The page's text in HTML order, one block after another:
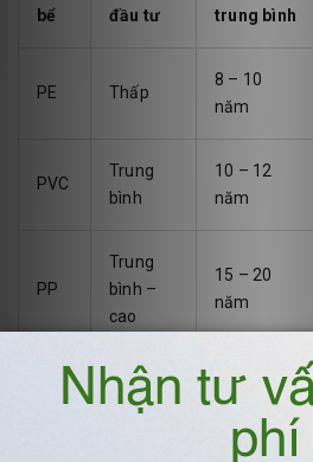
bể
đầu tư
trung bình
PE Thấp
8 – 10
năm
PVC
Trung
bình
10 – 12
năm
PP
Trung
bình –
cao
15 – 20
năm
Cao
20 – 25
năm